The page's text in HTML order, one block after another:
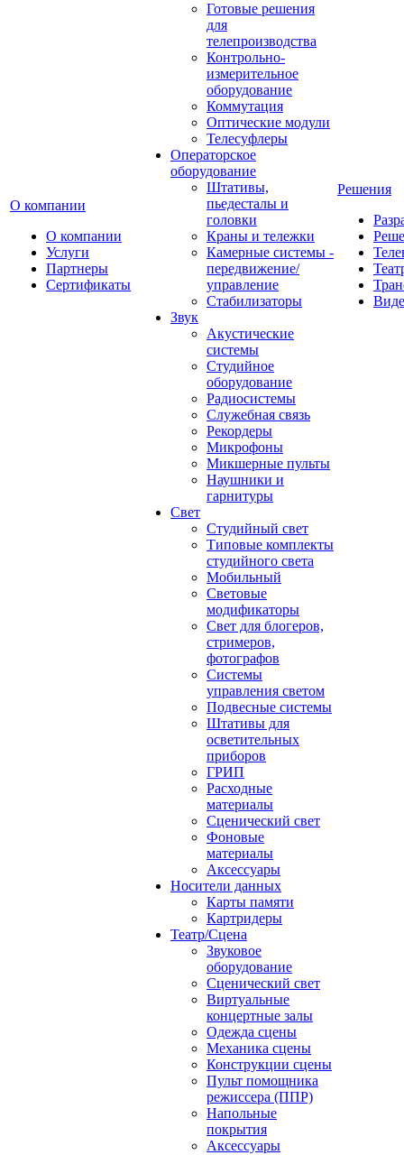
О компании
О компании
Услуги
Партнеры
Сертификаты
Готовые решения
для
телепроизводства
Контрольно-
измерительное
оборудование
Коммутация
Оптические модули
Телесуфлеры
Операторское
оборудование
Штативы,
пьедесталы и
головки
Краны и тележки
Камерные системы -
передвижение/
управление
Стабилизаторы
Звук
Акустические
системы
Студийное
оборудование
Радиосистемы
Служебная связь
Рекордеры
Микрофоны
Микшерные пульты
Наушники и
гарнитуры
Свет
Студийный свет
Типовые комплекты
студийного света
Мобильный
Световые
модификаторы
Свет для блогеров,
стримеров,
фотографов
Системы
управления светом
Подвесные системы
Штативы для
осветительных
приборов
ГРИП
Расходные
материалы
Сценический свет
Фоновые
материалы
Аксессуары
Носители данных
Карты памяти
Картридеры
Театр/Сцена
Звуковое
оборудование
Сценический свет
Виртуальные
концертные залы
Одежда сцены
Механика сцены
Конструкции сцены
Пульт помощника
режиссера (ППР)
Напольные
покрытия
Аксессуары
Решения